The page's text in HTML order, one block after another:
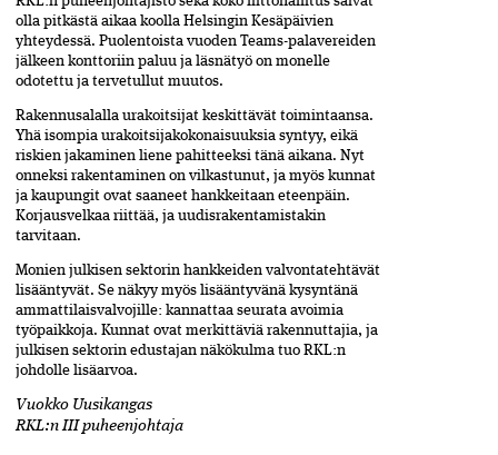
olla pitkästä aikaa koolla Helsingin Kesäpäivien
yhteydessä. Puolentoista vuoden Teams-palavereiden
jälkeen konttoriin paluu ja läsnätyö on monelle
odotettu ja tervetullut muutos.
Rakennusalalla urakoitsijat keskittävät toimintaansa.
Yhä isompia urakoitsijakokonaisuuksia syntyy, eikä
riskien jakaminen liene pahitteeksi tänä aikana. Nyt
onneksi rakentaminen on vilkastunut, ja myös kunnat
ja kaupungit ovat saaneet hankkeitaan eteenpäin.
Korjausvelkaa riittää, ja uudisrakentamistakin
tarvitaan.
Monien julkisen sektorin hankkeiden valvontatehtävät
lisääntyvät. Se näkyy myös lisääntyvänä kysyntänä
ammattilaisvalvojille: kannattaa seurata avoimia
työpaikkoja. Kunnat ovat merkittäviä rakennuttajia, ja
julkisen sektorin edustajan näkökulma tuo RKL:n
johdolle lisäarvoa.
Vuokko Uusikangas
RKL:n III puheenjohtaja